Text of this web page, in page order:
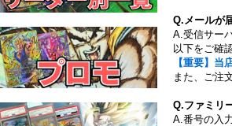
Q.メールが
A.受信サー
以下をご確
【重要】当
また、ご注
Q.ファミリ
A.番号の入